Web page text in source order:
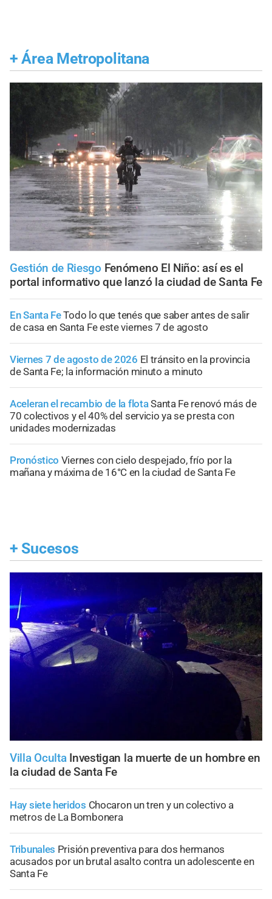
+ Área Metropolitana
Gestión de Riesgo Fenómeno El Niño: así es el
portal informativo que lanzó la ciudad de Santa Fe
En Santa FeTodo lo que tenés que saber antes de salir
de casa en Santa Fe este viernes 7 de agosto
Viernes 7 de agosto de 2026 El tránsito en la provincia
de Santa Fe; la información minuto a minuto
Aceleran el recambio de la flotaSanta Fe renovó más de
70 colectivos y el 40% del servicio ya se presta con
unidades modernizadas
Pronóstico Viernes con cielo despejado, frío por la
mañana y máxima de 16°C en la ciudad de Santa Fe
+ Sucesos
Villa Oculta Investigan la muerte de un hombre en
la ciudad de Santa Fe
Hay siete heridos Chocaron un tren y un colectivo a
metros de La Bombonera
Tribunales Prisión preventiva para dos hermanos
acusados por un brutal asalto contra un adolescente en
Santa Fe